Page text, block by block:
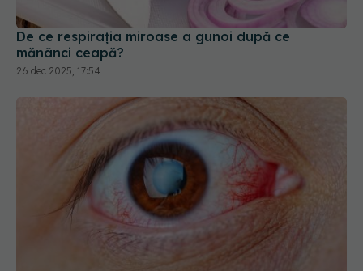
De ce respirația miroase a gunoi după ce
mănânci ceapă?
26 dec 2025, 17:54